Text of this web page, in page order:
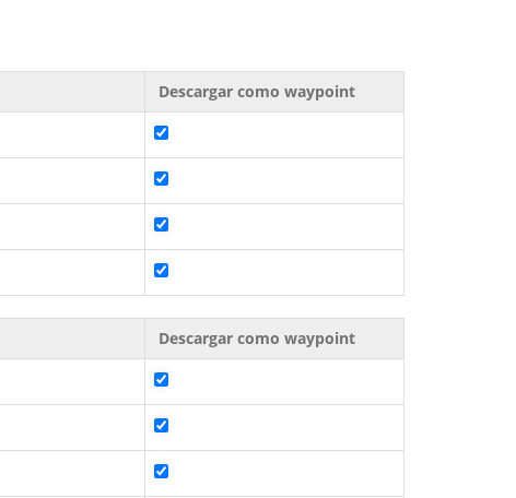
Descargar como waypoint
Descargar como waypoint